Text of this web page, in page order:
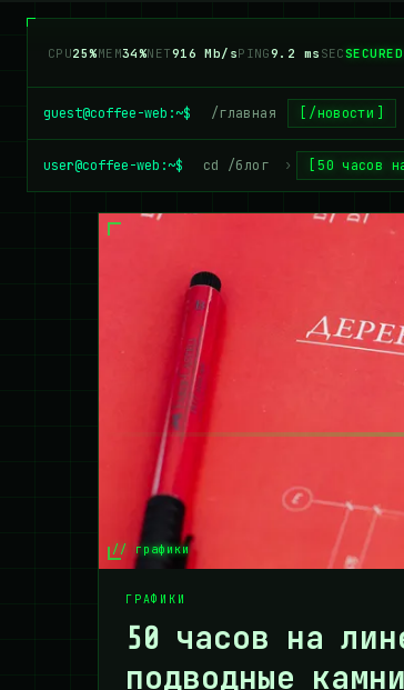
CPU26%MEM33%NET900 Mb/sPING9.2 ms SECSECURED
guest@coffee-web:~$ /главная /новости
user@coffee-web:~$ cd /блог › 50 часов
// графики
ГРАФИКИ
50 часов на
подводные камни